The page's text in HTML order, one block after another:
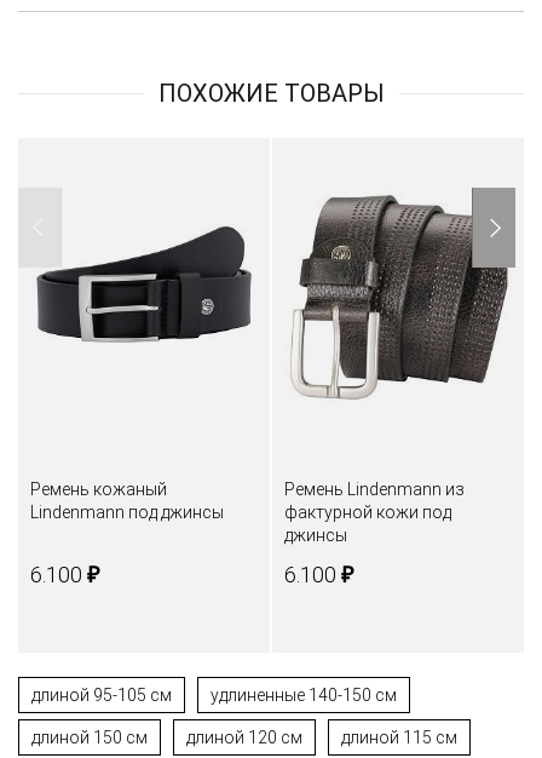
ПОХОЖИЕ ТОВАРЫ
Ремень кожаный
Lindenmann под джинсы
6.100 ₽
Ремень Lindenmann из
фактурной кожи под
джинсы
6.100 ₽
длиной 95-105 см удлиненные 140-150 см
длиной 150 см длиной 120 см длиной 115 см